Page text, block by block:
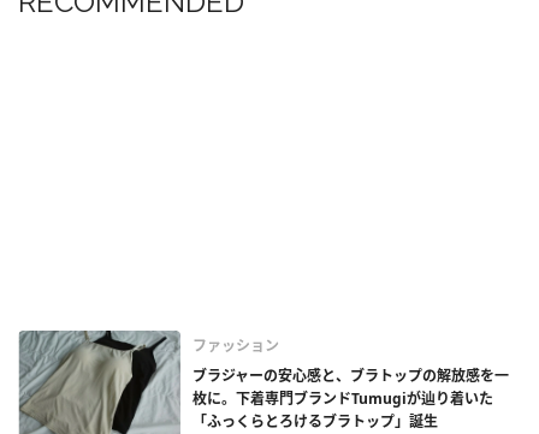
ファッション
ブラジャーの安心感と、ブラトップの解放感を一
枚に。下着専門ブランドTumugiが辿り着いた
「ふっくらとろけるブラトップ」誕生